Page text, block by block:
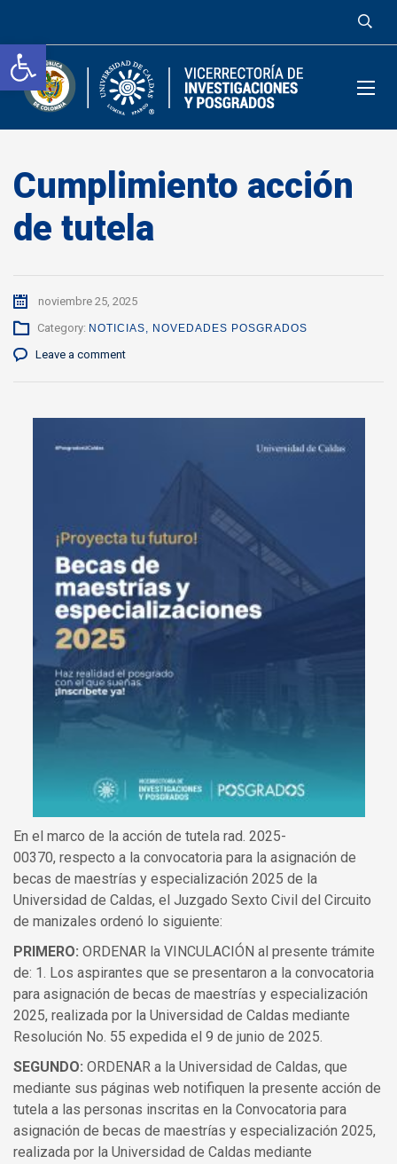
Abrir barra de herramientas
Cumplimiento acción
de tutela
noviembre 25, 2025
Category: NOTICIAS, NOVEDADES POSGRADOS
Leave a comment
En el marco de la acción de tutela rad. 2025-
00370, respecto a la convocatoria para la asignación de
becas de maestrías y especialización 2025 de la
Universidad de Caldas, el Juzgado Sexto Civil del Circuito
de manizales ordenó lo siguiente:
PRIMERO: ORDENAR la VINCULACIÓN al presente trámite
de: 1. Los aspirantes que se presentaron a la convocatoria
para asignación de becas de maestrías y especialización
2025, realizada por la Universidad de Caldas mediante
Resolución No. 55 expedida el 9 de junio de 2025.
SEGUNDO: ORDENAR a la Universidad de Caldas, que
mediante sus páginas web notifiquen la presente acción de
tutela a las personas inscritas en la Convocatoria para
asignación de becas de maestrías y especialización 2025,
realizada por la Universidad de Caldas mediante